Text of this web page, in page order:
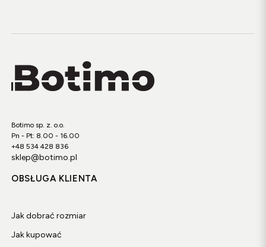
Botimo sp. z. o.o.
Pn - Pt: 8.00 - 16.00
+48 534 428 836
sklep@botimo.pl
OBSŁUGA KLIENTA
Jak dobrać rozmiar
Jak kupować